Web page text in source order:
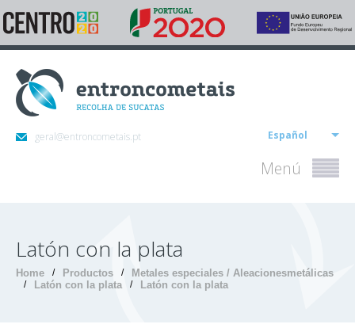
geral@entroncometais.pt Español
Menú
Latón con la plata
Home / Productos / Metales especiales / Aleacionesmetálicas
/ Latón con la plata / Latón con la plata